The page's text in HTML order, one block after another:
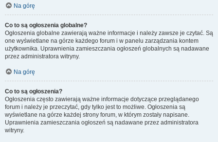
Na górę
Co to są ogłoszenia globalne?
Ogłoszenia globalne zawierają ważne informacje i należy zawsze je czytać. Są
one wyświetlane na górze każdego forum i w panelu zarządzania kontem
użytkownika. Uprawnienia zamieszczania ogłoszeń globalnych są nadawane
przez administratora witryny.
Na górę
Co to są ogłoszenia?
Ogłoszenia często zawierają ważne informacje dotyczące przeglądanego
forum i należy je przeczytać, gdy tylko jest to możliwe. Ogłoszenia są
wyświetlane na górze każdej strony forum, w którym zostały napisane.
Uprawnienia zamieszczania ogłoszeń są nadawane przez administratora
witryny.